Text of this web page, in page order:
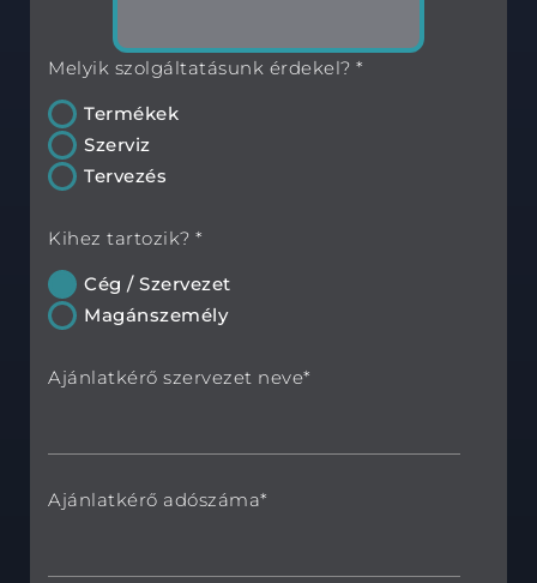
Melyik szolgáltatásunk érdekel? *
Termékek
Szerviz
Tervezés
Kihez tartozik? *
Cég / Szervezet
Magánszemély
Ajánlatkérő szervezet neve*
Ajánlatkérő adószáma*